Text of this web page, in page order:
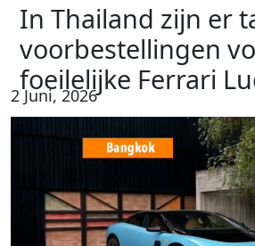
In Thailand zijn er
voorbestellingen
foeilelijke Ferrari
2 Juni, 2026